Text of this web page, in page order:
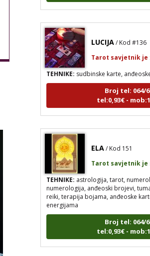
LUCIJA
/ Kod #136
Tarot savjetnik je
TEHNIKE:sudbinske karte,
Broj tel: 064/
tel:0,93€ -
ELA
/ Kod 151
Tarot savjetnik je
TEHNIKE:astrologija, tarot,
numerologija, anđeoski brojevi,
reiki, terapija bojama, anđeoske
energijama
Broj tel: 064/
tel:0,93€ -